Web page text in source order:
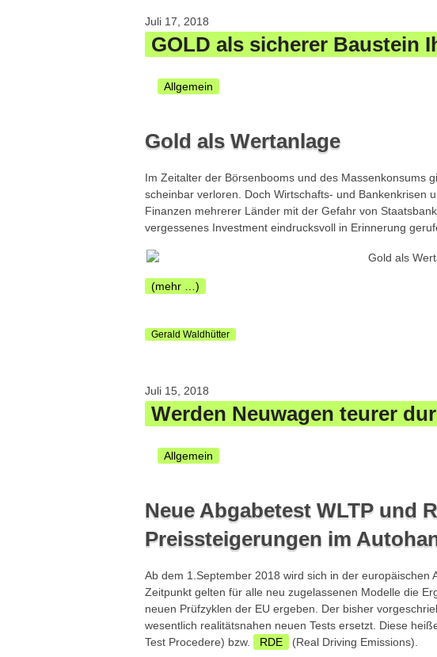
Juli 17, 2018
GOLD als sicherer Baustein
Allgemein
Gold als Wertanlage
Im Zeitalter der Börsenbooms und des Massenkonsums
scheinbar verloren. Doch Wirtschafts- und Bankenkrisen
Finanzen mehrerer Länder mit der Gefahr von
vergessenes Investment eindrucksvoll in Erinnerung
(mehr …)
Gerald Waldhütter
Juli 15, 2018
Werden Neuwagen teurer
Allgemein
Neue Abgabetest WLTP und
Preissteigerungen im
Ab dem 1.September 2018 wird sich in der europäischen
Zeitpunkt gelten für alle neu zugelassenen Modelle die
neuen Prüfzyklen der EU ergeben. Der bisher
wesentlich realitätsnahen neuen Tests ersetzt. Diese
Test Procedere) bzw.
RDE (Real Driving Emissions).